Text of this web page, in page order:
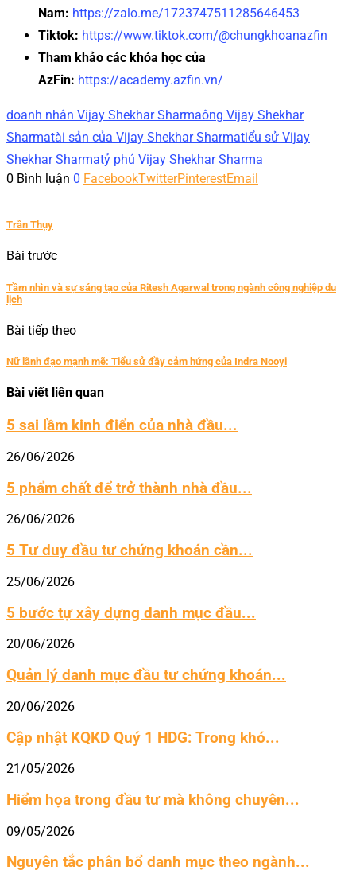
Nam: https://zalo.me/1723747511285646453
Tiktok: https://www.tiktok.com/@chungkhoanazfin
Tham khảo các khóa học của
AzFin: https://academy.azfin.vn/
doanh nhân Vijay Shekhar Sharmaông Vijay Shekhar
Sharmatài sản của Vijay Shekhar Sharmatiểu sử Vijay
Shekhar Sharmatỷ phú Vijay Shekhar Sharma
0 Bình luận 0 FacebookTwitterPinterestEmail
Trần Thụy
Bài trước
Tầm nhìn và sự sáng tạo của Ritesh Agarwal trong ngành công nghiệp du
lịch
Bài tiếp theo
Nữ lãnh đạo mạnh mẽ: Tiểu sử đầy cảm hứng của Indra Nooyi
Bài viết liên quan
5 sai lầm kinh điển của nhà đầu...
26/06/2026
5 phẩm chất để trở thành nhà đầu...
26/06/2026
5 Tư duy đầu tư chứng khoán cần...
25/06/2026
5 bước tự xây dựng danh mục đầu...
20/06/2026
Quản lý danh mục đầu tư chứng khoán...
20/06/2026
Cập nhật KQKD Quý 1 HDG: Trong khó...
21/05/2026
Hiểm họa trong đầu tư mà không chuyên...
09/05/2026
Nguyên tắc phân bổ danh mục theo ngành...